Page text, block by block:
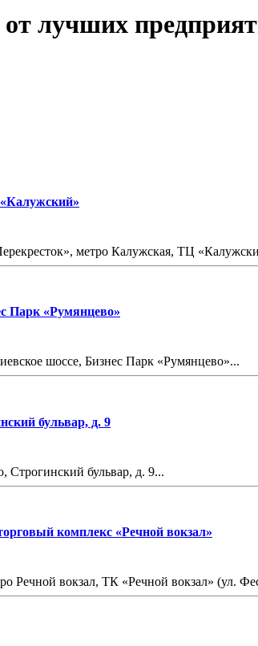
лучших
метро Калужская, ТЦ
Парк «Румянцево»
шоссе, Бизнес Парк «Румянцево»...
бульвар, д. 9
Строгинский бульвар, д. 9...
комплекс «Речной вокзал»
Речной вокзал, ТК «Речной вокзал» (ул.